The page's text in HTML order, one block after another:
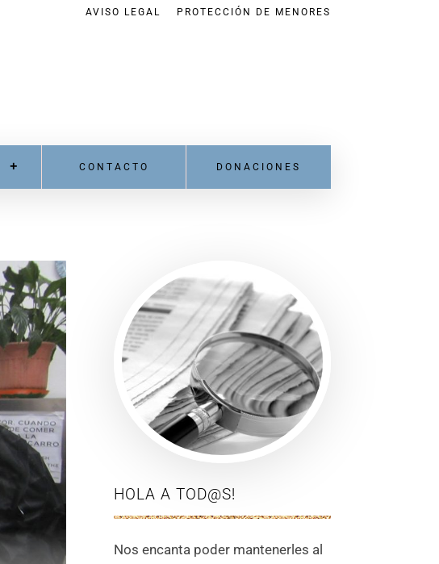
AVISO LEGAL PROTECCIÓN DE MENORES
CONTACTO DONACIONES
HOLA A TOD@S!
Nos encanta poder mantenerles al